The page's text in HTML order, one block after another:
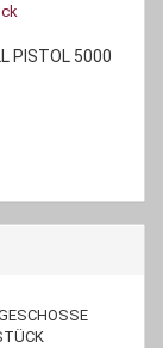
PISTOL 5000